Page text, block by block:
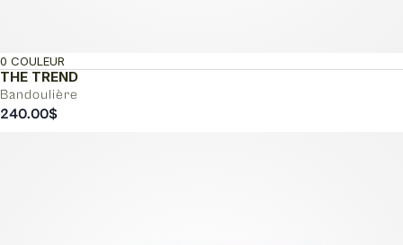
THE TREND
Bandoulière
0 COULEUR
240.00$